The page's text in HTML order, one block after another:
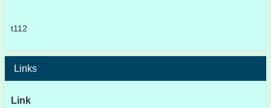
t112
Links
Link